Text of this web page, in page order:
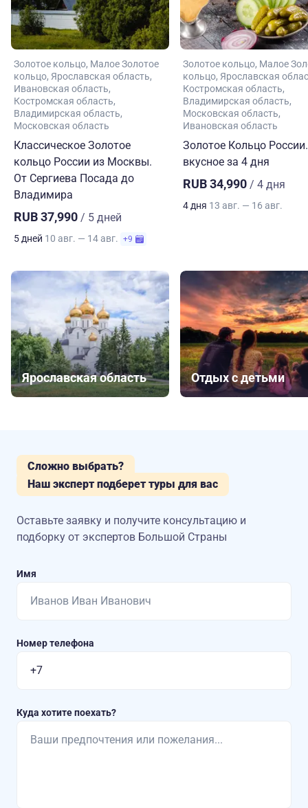
Золотое кольцо Малое Золотое
кольцо Ярославская область
Ивановская область
Костромская область
Владимирская область
Московская область
Классическое Золотое
кольцо России из Москвы.
От Сергиева Посада до
Владимира
RUB 37,990 / 5 дней
5 дней 10 авг. — 14 авг. +9
Золотое кольцо Малое
кольцо Ярославская
Костромская область
Владимирская область
Московская область
Ивановская область
Золотое Кольцо
вкусное за 4 дня
RUB 34,990 / 4 дня
4 дня 13 авг. — 16 авг.
Ярославская область Отдых с детьми
Сложно выбрать?
Наш эксперт подберет туры для вас
Оставьте заявку и получите консультацию и
подборку от экспертов Большой Страны
Имя
Номер телефона
Куда хотите поехать?